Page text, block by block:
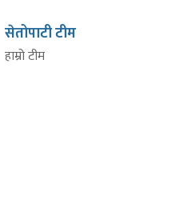
सेतोपाटी टीम
हाम्रो टीम